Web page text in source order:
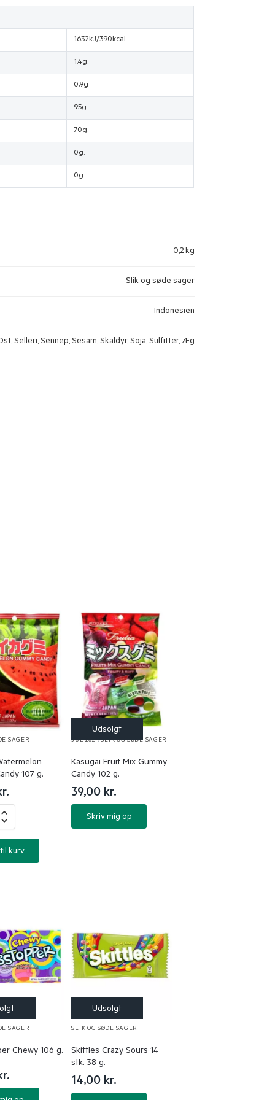
1632kJ/390kcal
1,4g.
0,9g
95g.
70g.
0g.
0g.
0,2 kg
Slik og søde sager
Indonesien
Selleri, Sennep, Sesam, Skaldyr, Soja, Sulfitter, Æg
SAGER
107 g.
kurv
JUL 2021,SLIK OG SØDE SAGER
Kasugai Fruit Mix Gummy
Candy 102 g.
39,00 kr.
Skriv mig op
SAGER
Chewy 106 g.
SLIK OG SØDE SAGER
Skittles Crazy Sours 14
stk. 38 g.
14,00 kr.